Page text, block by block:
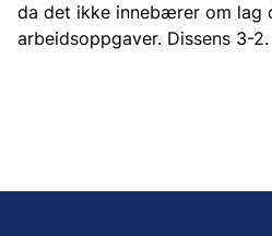
da det ikke innebærer om lag
arbeidsoppgaver. Dissens 3-2.